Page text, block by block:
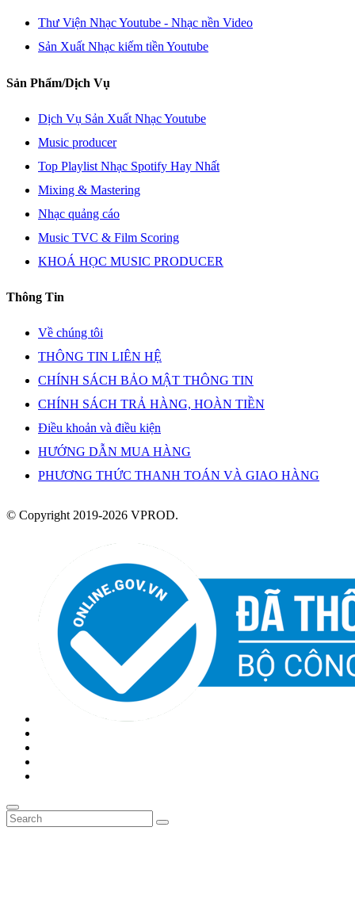
Thư Viện Nhạc Youtube - Nhạc nền Video
Sản Xuất Nhạc kiếm tiền Youtube
Sản Phẩm/Dịch Vụ
Dịch Vụ Sản Xuất Nhạc Youtube
Music producer
Top Playlist Nhạc Spotify Hay Nhất
Mixing & Mastering
Nhạc quảng cáo
Music TVC & Film Scoring
KHOÁ HỌC MUSIC PRODUCER
Thông Tin
Về chúng tôi
THÔNG TIN LIÊN HỆ
CHÍNH SÁCH BẢO MẬT THÔNG TIN
CHÍNH SÁCH TRẢ HÀNG, HOÀN TIỀN
Điều khoản và điều kiện
HƯỚNG DẪN MUA HÀNG
PHƯƠNG THỨC THANH TOÁN VÀ GIAO HÀNG
© Copyright 2019-2026 VPROD.